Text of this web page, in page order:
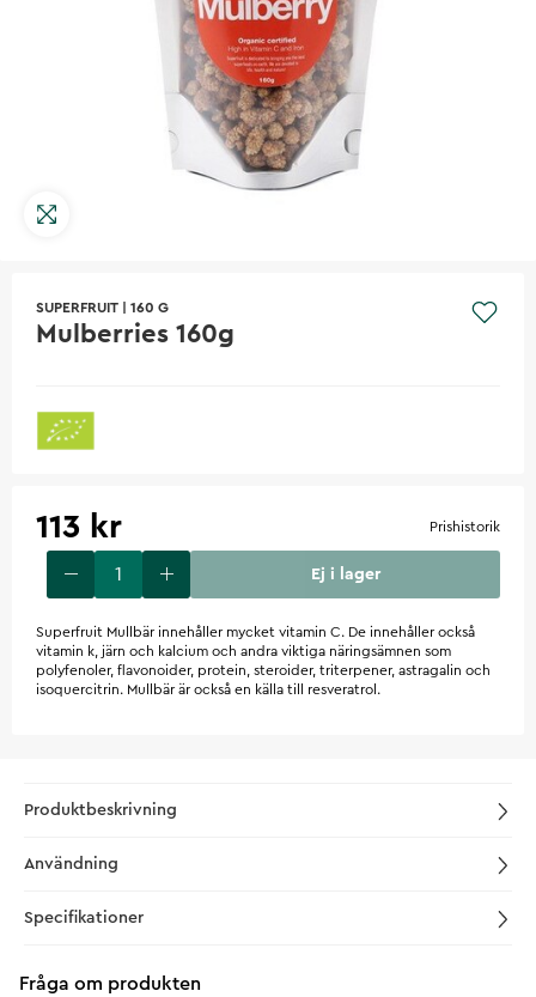
SUPERFRUIT 160 G
Mulberries 160g
113 kr Prishistorik
Ej i lager
Superfruit Mullbär innehåller mycket vitamin C. De innehåller också
vitamin k, järn och kalcium och andra viktiga näringsämnen som
polyfenoler, flavonoider, protein, steroider, triterpener, astragalin och
isoquercitrin. Mullbär är också en källa till resveratrol.
Produktbeskrivning
Användning
Specifikationer
Fråga om produkten